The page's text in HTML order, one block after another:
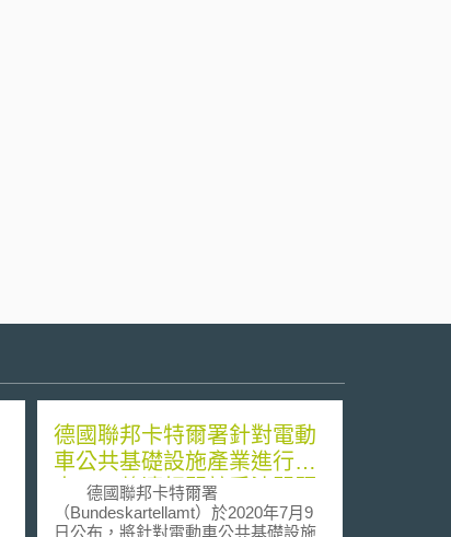
德國聯邦卡特爾署針對電動
車公共基礎設施產業進行調
查，以釐清相關競爭法問題
德國聯邦卡特爾署
（Bundeskartellamt）於2020年7月9
日公布，將針對電動車公共基礎設施